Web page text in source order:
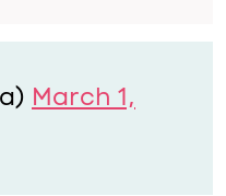
March 1,